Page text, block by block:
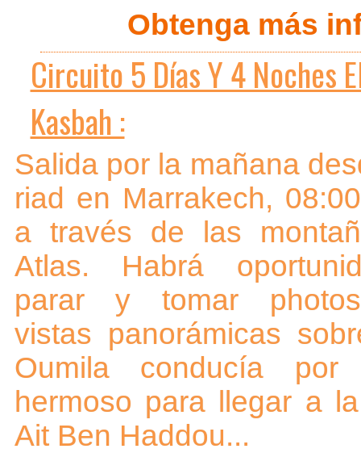
Obtenga más
Circuito 5 Días Y 4 Noches
Kasbah :
Salida por la mañana
riad en Marrakech,
a través de las
Atlas. Habrá
parar y tomar
vistas panorámicas
Oumila conducía
hermoso para llegar a
Ait Ben Haddou...